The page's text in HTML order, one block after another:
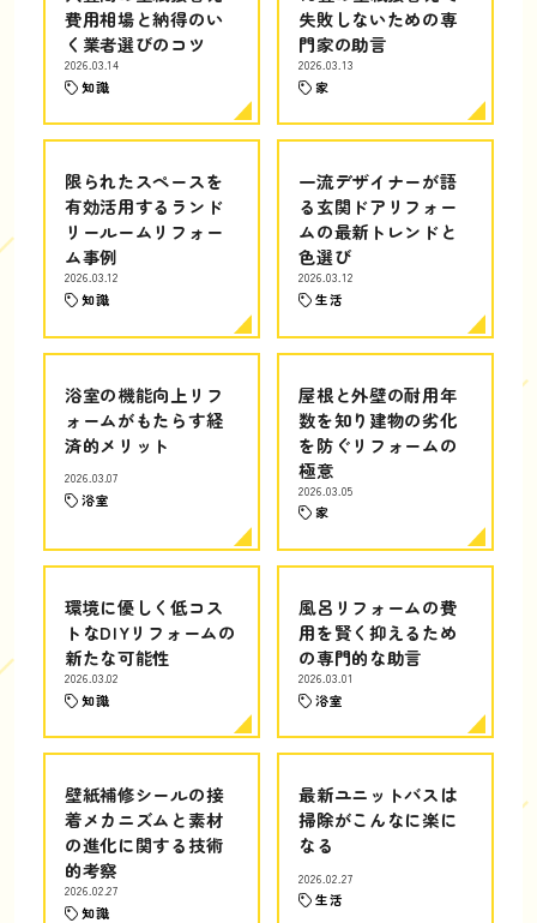
費用相場と納得のい
く業者選びのコツ
2026.03.14
知識
失敗しないための専
門家の助言
2026.03.13
家
限られたスペースを
有効活用するランド
リールームリフォー
ム事例
2026.03.12
知識
一流デザイナーが語
る玄関ドアリフォー
ムの最新トレンドと
色選び
2026.03.12
生活
浴室の機能向上リフ
ォームがもたらす経
済的メリット
2026.03.07
浴室
屋根と外壁の耐用年
数を知り建物の劣化
を防ぐリフォームの
極意
2026.03.05
家
環境に優しく低コス
トなDIYリフォームの
新たな可能性
2026.03.02
知識
風呂リフォームの費
用を賢く抑えるため
の専門的な助言
2026.03.01
浴室
壁紙補修シールの接
着メカニズムと素材
の進化に関する技術
的考察
2026.02.27
知識
最新ユニットバスは
掃除がこんなに楽に
なる
2026.02.27
生活